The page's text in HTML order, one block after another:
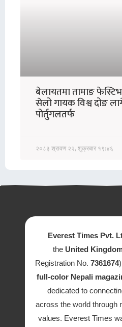
बेलायतमा तामाङ
सेलो गायक विश्व दोङ
पोर्तुगलतर्फ
२०८३ श्रावण २२, शुक्रबार १९:४६
Everest Times Pvt.
the United
Registration No.7361674
full-color Nepali
dedicated to
across the world through
values. Everest Times